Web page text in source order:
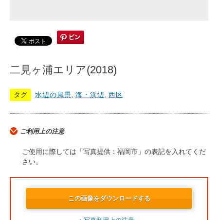
二見ヶ浦エリア(2018)
タグ 水辺の風景 海・浜辺 西区
ご利用上の注意
ご使用に際しては「写真提供：福岡市」の表記を入れてくだ
さい。
この画像をダウンロードする